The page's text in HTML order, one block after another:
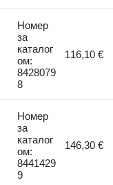
Номер
за
каталог
ом:
8428079
8
116,10 €
Номер
за
каталог
ом:
8441429
9
146,30 €